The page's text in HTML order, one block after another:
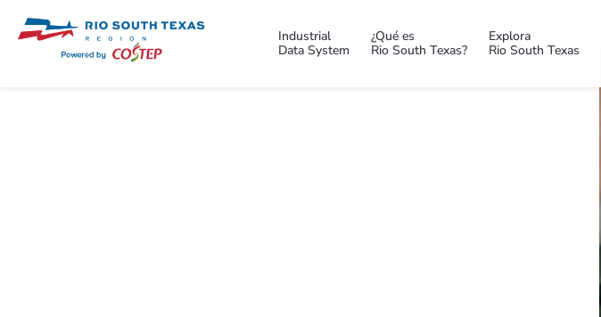
Industrial
Data System
¿Qué es
Rio South Texas?
Explora
Rio South Texas